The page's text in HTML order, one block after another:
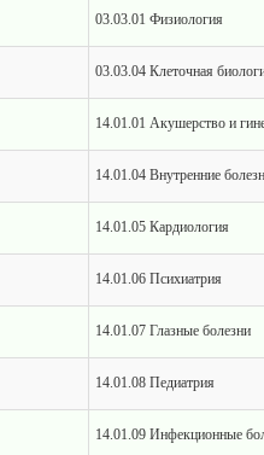
03.03.01 Физиология
03.03.04 Клеточная
14.01.01 Акушерство и
14.01.04 Внутренние
14.01.05 Кардиология
14.01.06 Психиатрия
14.01.07 Глазные болезни
14.01.08 Педиатрия
14.01.09 Инфекционные